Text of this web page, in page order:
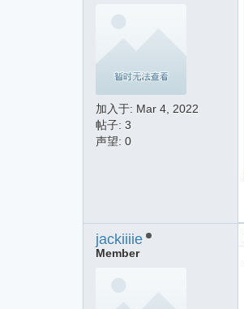
加入于: Mar 4, 2022
帖子: 3
声望: 0
jackiiiie
Member